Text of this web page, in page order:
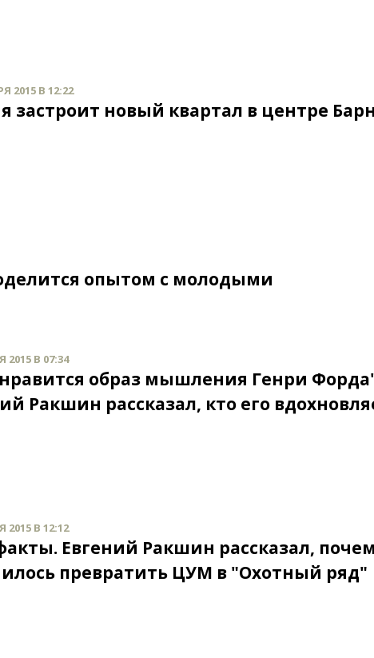
2015 В 12:22
застроит новый квартал в центре
опытом с молодыми
2015 В 07:34
образ мышления Генри
Ракшин рассказал, кто его
2015 В 12:12
Евгений Ракшин рассказал,
превратить ЦУМ в "Охотный ряд"